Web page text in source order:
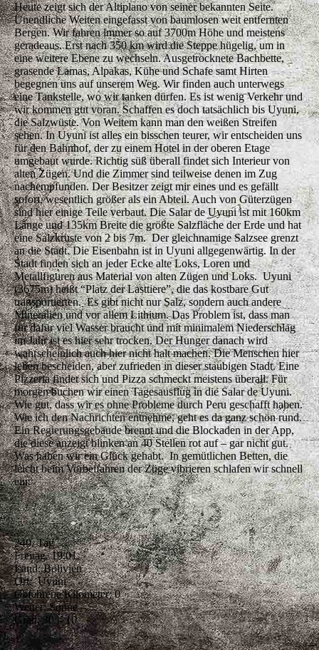
Heute zeigt sich der Altiplano von seiner bekannten Seite.
Unendliche Weiten eingefasst von baumlosen weit entfernten
Bergen. Wir fahren immer so auf 3700m Höhe und meistens
geradeaus. Erst nach 350 km wird die Steppe hügelig, um in
eine weitere Ebene zu wechseln. Ausgetrocknete Bachbette,
grasende Lamas, Alpakas, Kühe und Schafe samt Hirten
begegnen uns auf unserem Weg. Wir finden auch unterwegs
eine Tankstelle, wo wir tanken dürfen. Es ist wenig Verkehr und
wir kommen gut voran. Schaffen es doch tatsächlich bis Uyuni,
die Salzwüste. Von Weitem kann man den weißen Streifen
sehen. In Uyuni ist alles ein bisschen teurer, wir entscheiden uns
für den Bahnhof, der zu einem Hotel in der oberen Etage
umgebaut wurde. Richtig süß überall findet sich Interieur von
alten Zügen. Und die Zimmer sind teilweise denen im Zug
nachempfunden. Der Besitzer zeigt mir eines und es gefällt
sofort, wesentlich größer als ein Abteil. Auch von Güterzügen
sind hier einige Teile verbaut. Die Salar de Uyuni ist mit 160km
Länge und 135km Breite die größte Salzfläche der Erde und hat
eine Salzkruste von 2 bis 7m. Der gleichnamige Salzsee grenzt
an die Stadt. Die Eisenbahn ist in Uyuni allgegenwärtig. In der
Stadt finden sich an jeder Ecke alte Loks, Loren und
Metallfiguren aus Material von alten Zügen und Loks. Uyuni
(3675m) heißt “Platz der Lasttiere”, die das kostbare Gut
transportierten. Es gibt nicht nur Salz, sondern auch andere
Mineralien und vor allem Lithium. Das Problem ist, dass man
für dafür viel Wasser braucht und mit minimalem Niederschlag
im Jahr ist es hier sehr trocken. Der Hunger danach wird
wahrscheinlich auch hier nicht halt machen. Die Menschen hier
leben bescheiden, aber zufrieden in dieser staubigen Stadt. Eine
Pizzeria findet sich und Pizza schmeckt meistens überall. Für
morgen buchen wir einen Tagesausflug in die Salar de Uyuni.
Wie gut, dass wir es ohne Probleme durch Peru geschafft haben.
Wie ich den Nachrichten entnehme, geht es da ganz schön rund.
Ein Regierungsgebäude brennt und die Blockaden in der App,
die diese anzeigt blinken an 40 Stellen rot auf – gar nicht gut.
Was haben wir ein Glück gehabt. In gemütlichen Betten, die
leicht beim Vorbeifahren der Züge vibrieren schlafen wir schnell
ein.
240. Tag
Freitag, 19.01.
Land: Bolivien
Ort: Uyuni
Gefahrene Kilometer: 0
Wetter: Sonne
Grad: 30 – 10